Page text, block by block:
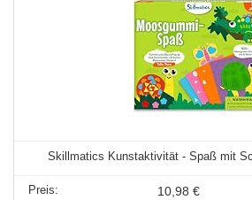
Skillmatics Kunstaktivität - Spaß mit
10,98 €